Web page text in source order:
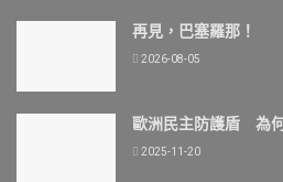
再見，巴塞羅那！
2026-08-05
歐洲民主防護盾 為
2025-11-20